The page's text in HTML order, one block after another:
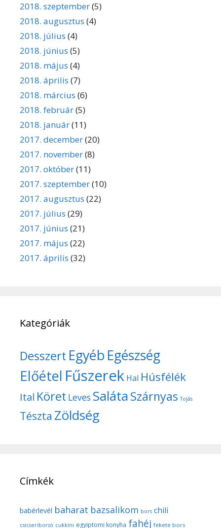
2018. szeptember(5)
2018. augusztus (4)
2018. július (4)
2018. június (5)
2018. május (4)
2018. április (7)
2018. március (6)
2018. február(5)
2018. január(11)
2017. december(20)
2017. november(8)
2017. október(11)
2017. szeptember(10)
2017. augusztus (22)
2017. július (29)
2017. június (21)
2017. május (22)
2017. április (32)
Kategóriák
Desszert Egyéb Egészség
Előétel Fűszerek Hal Húsfélék
Ital Köret Leves SalátaSzárnyas Tojás
Tészta Zöldség
Címkék
babérlevél baharat bazsalikom bors chili
csicseriborsó cukkíni egyiptomi konyha fahéj fekete bors